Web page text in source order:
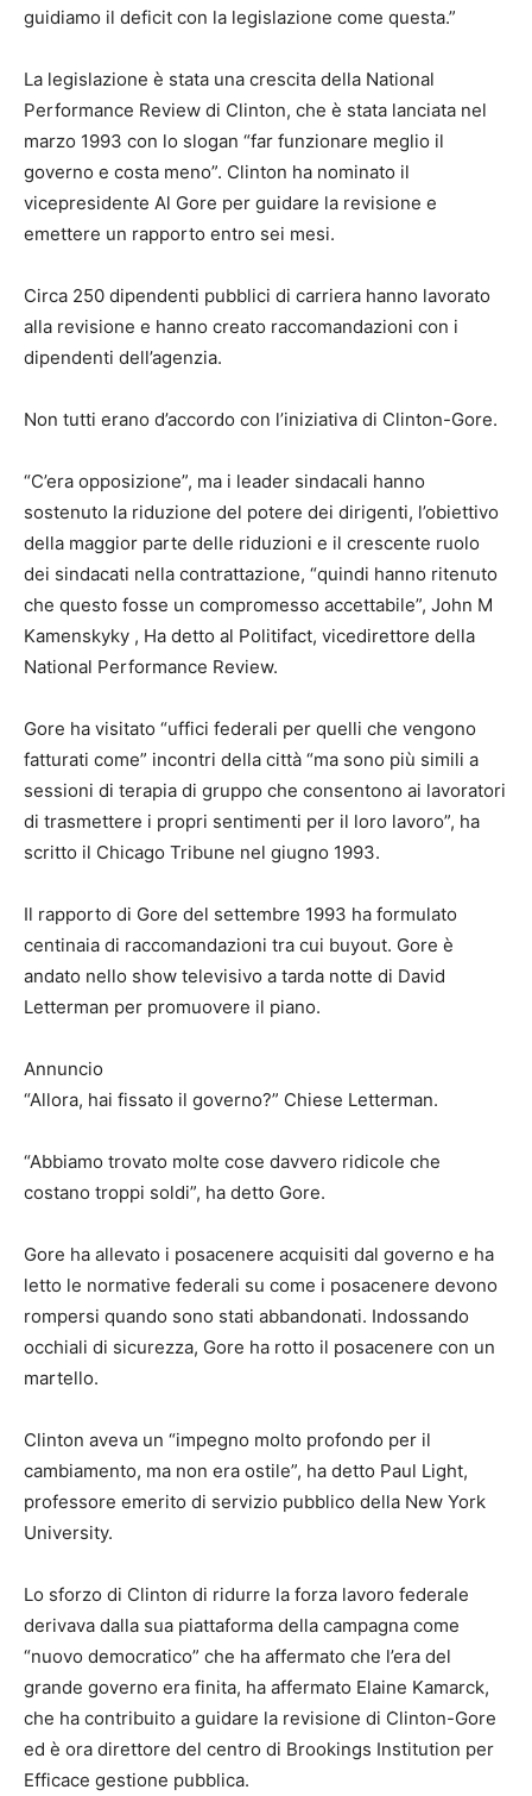
guidiamo il deficit con la legislazione come questa.”
La legislazione è stata una crescita della National
Performance Review di Clinton, che è stata lanciata nel
marzo 1993 con lo slogan “far funzionare meglio il
governo e costa meno”. Clinton ha nominato il
vicepresidente Al Gore per guidare la revisione e
emettere un rapporto entro sei mesi.
Circa 250 dipendenti pubblici di carriera hanno lavorato
alla revisione e hanno creato raccomandazioni con i
dipendenti dell’agenzia.
Non tutti erano d’accordo con l’iniziativa di Clinton-Gore.
“C’era opposizione”, ma i leader sindacali hanno
sostenuto la riduzione del potere dei dirigenti, l’obiettivo
della maggior parte delle riduzioni e il crescente ruolo
dei sindacati nella contrattazione, “quindi hanno ritenuto
che questo fosse un compromesso accettabile”, John M
Kamenskyky , Ha detto al Politifact, vicedirettore della
National Performance Review.
Gore ha visitato “uffici federali per quelli che vengono
fatturati come” incontri della città “ma sono più simili a
sessioni di terapia di gruppo che consentono ai lavoratori
di trasmettere i propri sentimenti per il loro lavoro”, ha
scritto il Chicago Tribune nel giugno 1993.
Il rapporto di Gore del settembre 1993 ha formulato
centinaia di raccomandazioni tra cui buyout. Gore è
andato nello show televisivo a tarda notte di David
Letterman per promuovere il piano.
Annuncio
“Allora, hai fissato il governo?” Chiese Letterman.
“Abbiamo trovato molte cose davvero ridicole che
costano troppi soldi”, ha detto Gore.
Gore ha allevato i posacenere acquisiti dal governo e ha
letto le normative federali su come i posacenere devono
rompersi quando sono stati abbandonati. Indossando
occhiali di sicurezza, Gore ha rotto il posacenere con un
martello.
Clinton aveva un “impegno molto profondo per il
cambiamento, ma non era ostile”, ha detto Paul Light,
professore emerito di servizio pubblico della New York
University.
Lo sforzo di Clinton di ridurre la forza lavoro federale
derivava dalla sua piattaforma della campagna come
“nuovo democratico” che ha affermato che l’era del
grande governo era finita, ha affermato Elaine Kamarck,
che ha contribuito a guidare la revisione di Clinton-Gore
ed è ora direttore del centro di Brookings Institution per
Efficace gestione pubblica.